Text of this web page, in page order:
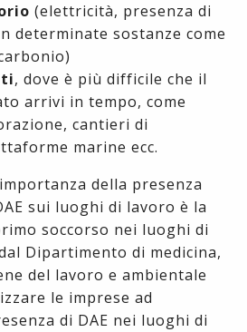
(elettricità, presenza di
determinate sostanze come
, dove è più difficile che il
arrivi in tempo, come
cantieri di
marine ecc.
della presenza
sui luoghi di lavoro è la
soccorso nei luoghi di
Dipartimento di medicina,
del lavoro e ambientale
le imprese ad
di DAE nei luoghi di